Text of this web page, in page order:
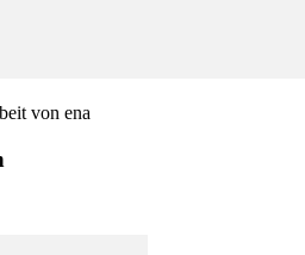
von ena